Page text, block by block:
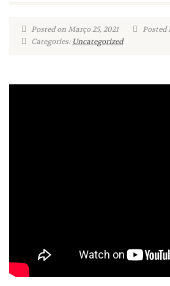
Posted on Março 25, 2021
Posted
Categories: Uncategorized